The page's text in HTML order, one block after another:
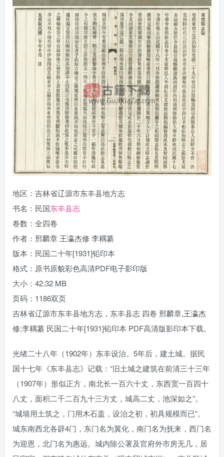
地区：吉林省辽源市东丰县地方志
书名：民国东丰县志
卷数：全四卷
作者：邢麟章 王瀛杰修 李耦纂
版本：民国二十年[1931]铅印本
格式：原书原貌彩色高清PDF电子影印版
大小：42.32 MB
页码：1186双页
吉林省辽源市东丰县地方志，东丰县志 四卷 邢麟章,王瀛杰
修;李耦纂 民国二十年[1931]铅印本 PDF高清版影印本下载。
光绪二十八年（1902年）东丰设治。5年后，建土城。据民
国十七年《东丰县志》记载：“旧土城之建筑在前清三十三年
（1907年）形似正方，南北长一百六十丈，东西宽一百四十
八丈，面积二千二百九十三方丈，城高二丈，池深如之”。
“城墙用土筑之，门用木石盖，设治之初，初具规模而已”。
城东南西北各辟4门，东门名为翼化，南门名为抚来，西门名
为迎恩，北门名为惠远。城内除公署及官府外市房无几，居